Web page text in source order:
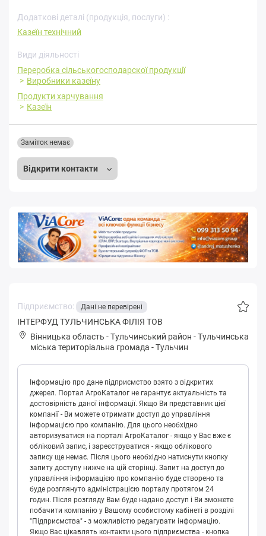
Додаткові деталі (продукція, послуги) :
Казеїн технічний
Види діяльності
Переробка cільськогосподарскої продукції
Виробники казеїну
Продукти харчування
Казеїн
Відкрити контакти
Заміток немає
Підприємство: Дані не перевірені
ІНТЕРФУД ТУЛЬЧИНСЬКА ФІЛІЯ ТОВ
Вінницька область -Тульчинський район -Тульчинськa
міська територіальна громада -Тульчин
Інформацію про дане підприємство взято з відкритих
джерел. Портал АгроКаталог не гарантує актуальність та
достовірність даної інформації. Якщо Ви представник цієї
компанії - Ви можете отримати доступ до управління
інформацією про компанію. Для цього необхідно
авторизуватися на порталі АгроКаталог - якщо у Вас вже є
обліковий запис, і зареєструватися - якщо облікового
запису ще немає. Після цього необхідно натиснути кнопку
запиту доступу нижче на цій сторінці. Запит на доступ до
управління інформацією про компанію буде створено та
буде розглянуто адміністрацією порталу протягом 24
годин. Після розгляду Вам буде надано доступ і Ви зможете
побачити компанію у Вашому особистому кабінеті в розділі
"Підприємства" - з можливістю редагувати інформацію.
Якщо Вас цікавлять контакти цього підприємства - кнопка